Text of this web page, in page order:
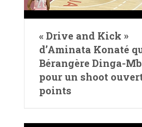
« Drive and Kick »
d’Aminata Konaté
Bérangère Dinga-
pour un shoot
points